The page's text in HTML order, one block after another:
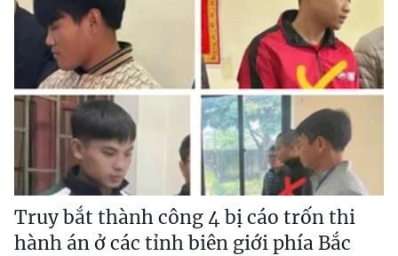
Truy bắt thành công 4 bị cáo trốn thi
hành án ở các tỉnh biên giới phía Bắc